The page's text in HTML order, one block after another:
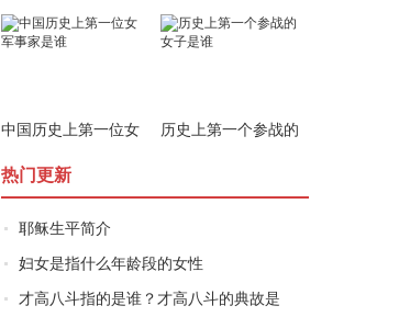
厉害吗?
哪些差异和共同
中国历史上第一位女
历史上第一个参战的
热门更新
耶稣生平简介
妇女是指什么年龄段的女性
才高八斗指的是谁？才高八斗的典故是